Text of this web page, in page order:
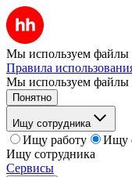
Мы используем файлы
Правила
Мы используем файлы
Понятно
Ищу сотрудника
Ищу работу
Ищу
Ищу сотрудника
Сервисы